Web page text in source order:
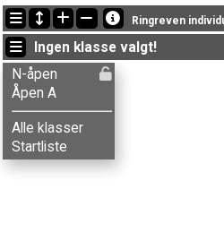
Siste oppdateringer
11:00:19: Trygve D. Bjerkreim (
10:59:30: Rannveig D. Bjerkreim
10:48:29: Wenche Hultgreen (
Ringreven
Ingen klasse valgt!
N-åpen
Åpen A
Alle klasser
Startliste